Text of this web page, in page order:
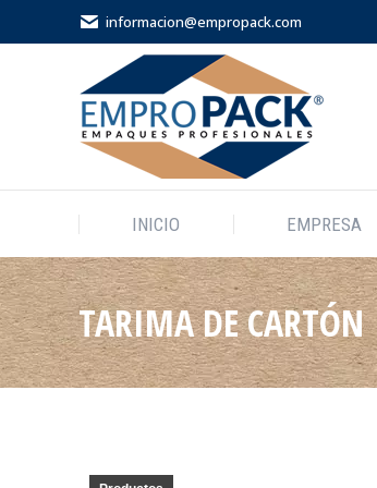
informacion@empropack.com
INICIO EMPRESA
TARIMA DE CARTÓN